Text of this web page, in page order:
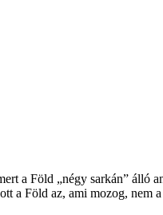
a Föld „négy sarkán” álló
a Föld az, ami mozog,